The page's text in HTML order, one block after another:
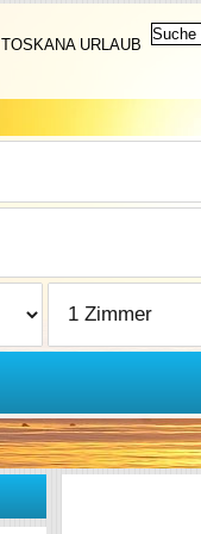
TOSKANA URLAUB